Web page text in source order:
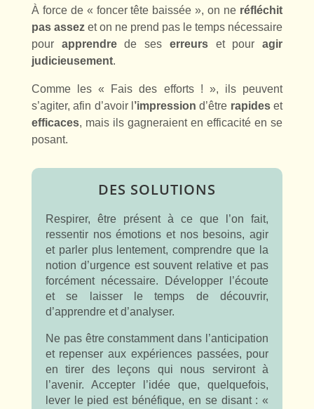
À force de « foncer tête baissée », on ne réfléchit
pas assezet on ne prend pas le temps nécessaire
pour apprendrede ses erreurs et pouragir
judicieusement.
Comme les « Fais des efforts ! », ils peuvent
s’agiter, afin d’avoir l ’impression d’être rapideset
efficaces, mais ils gagneraient en efficacité en se
posant.
DES SOLUTIONS
Respirer, être présent à ce que l’on fait,
ressentir nos émotions et nos besoins, agir
et parler plus lentement, comprendre que la
notion d’urgence est souvent relative et pas
forcément nécessaire. Développer l’écoute
et se laisser le temps de découvrir,
d’apprendre et d’analyser.
Ne pas être constamment dans l’anticipation
et repenser aux expériences passées, pour
en tirer des leçons qui nous serviront à
l’avenir. Accepter l’idée que, quelquefois,
lever le pied est bénéfique, en se disant : «